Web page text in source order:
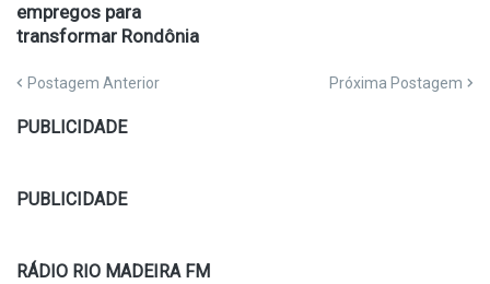
empregos para
transformar Rondônia
Postagem Anterior Próxima Postagem
PUBLICIDADE
PUBLICIDADE
RÁDIO RIO MADEIRA FM